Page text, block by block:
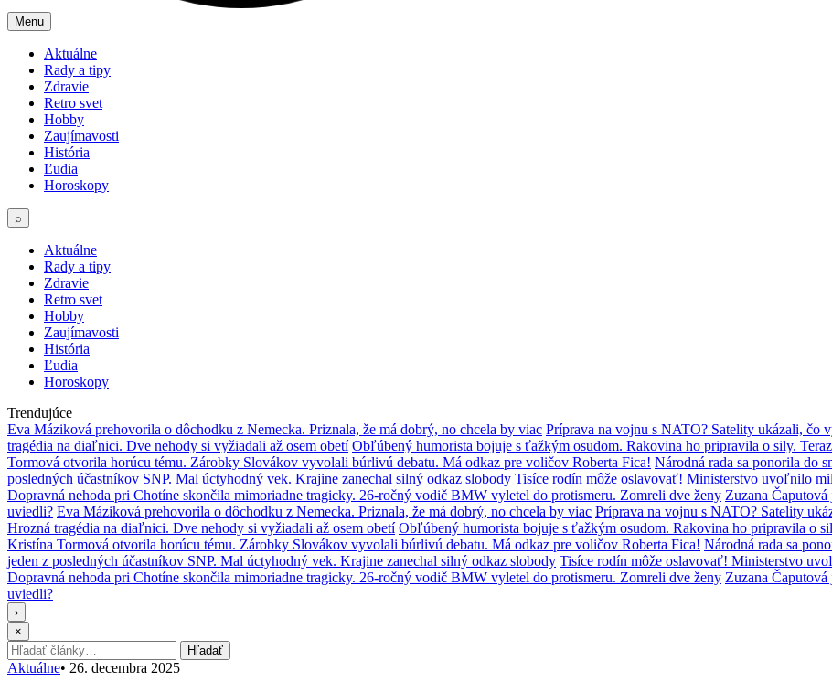
Menu
Aktuálne
Rady a tipy
Zdravie
Retro svet
Hobby
Zaujímavosti
História
Ľudia
Horoskopy
⌕
Aktuálne
Rady a tipy
Zdravie
Retro svet
Hobby
Zaujímavosti
História
Ľudia
Horoskopy
Trendujúce
Eva Máziková prehovorila o dôchodku z Nemecka. Priznala, že má dobrý, no chcela by viac Príprava na vojnu s NATO? Satelity ukázali, čo
tragédia na diaľnici. Dve nehody si vyžiadali až osem obetí Obľúbený humorista bojuje s ťažkým osudom. Rakovina ho pripravila o sily.
Tormová otvorila horúcu tému. Zárobky Slovákov vyvolali búrlivú debatu. Má odkaz pre voličov Roberta Fica! Národná rada sa ponorila do
posledných účastníkov SNP. Mal úctyhodný vek. Krajine zanechal silný odkaz slobody Tisíce rodín môže oslavovať! Ministerstvo uvoľnilo
Dopravná nehoda pri Chotíne skončila mimoriadne tragicky. 26-ročný vodič BMW vyletel do protismeru. Zomreli dve ženy Zuzana
uviedli? Eva Máziková prehovorila o dôchodku z Nemecka. Priznala, že má dobrý, no chcela by viac Príprava na vojnu s NATO? Satelity
Hrozná tragédia na diaľnici. Dve nehody si vyžiadali až osem obetí Obľúbený humorista bojuje s ťažkým osudom. Rakovina ho pripravila o
Kristína Tormová otvorila horúcu tému. Zárobky Slovákov vyvolali búrlivú debatu. Má odkaz pre voličov Roberta Fica! Národná rada sa
jeden z posledných účastníkov SNP. Mal úctyhodný vek. Krajine zanechal silný odkaz slobody Tisíce rodín môže oslavovať! Ministerstvo
Dopravná nehoda pri Chotíne skončila mimoriadne tragicky. 26-ročný vodič BMW vyletel do protismeru. Zomreli dve ženy Zuzana
uviedli?
›
×
Hľadať: Hľadať
Aktuálne• 26. decembra 2025